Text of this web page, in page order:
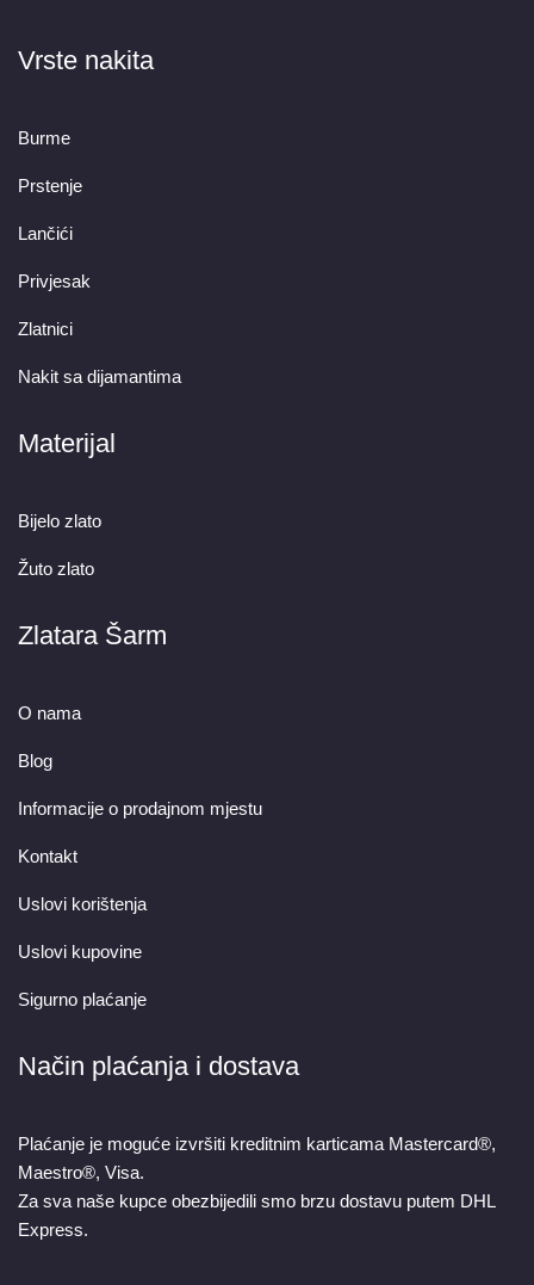
Vrste nakita
Burme
Prstenje
Lančići
Privjesak
Zlatnici
Nakit sa dijamantima
Materijal
Bijelo zlato
Žuto zlato
Zlatara Šarm
O nama
Blog
Informacije o prodajnom mjestu
Kontakt
Uslovi korištenja
Uslovi kupovine
Sigurno plaćanje
Način plaćanja i dostava
Plaćanje je moguće izvršiti kreditnim karticama Mastercard®,
Maestro®, Visa.
Za sva naše kupce obezbijedili smo brzu dostavu putem DHL
Express.